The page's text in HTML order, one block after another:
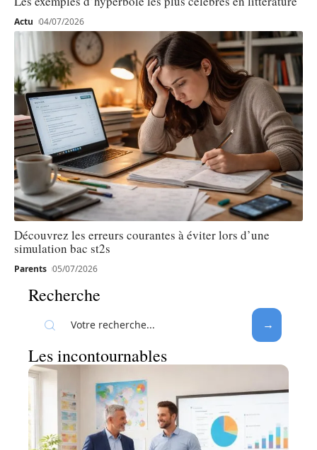
Actu 04/07/2026
Découvrez les erreurs courantes à éviter lors d’une
simulation bac st2s
Parents 05/07/2026
Recherche
Les incontournables